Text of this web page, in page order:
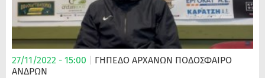
27/11/2022 - 15:00 ΓΗΠΕΔΟ ΑΡΧΑΝΩΝ ΠΟΔΌΣΦΑΙΡΟ
ΑΝΔΡΏΝ